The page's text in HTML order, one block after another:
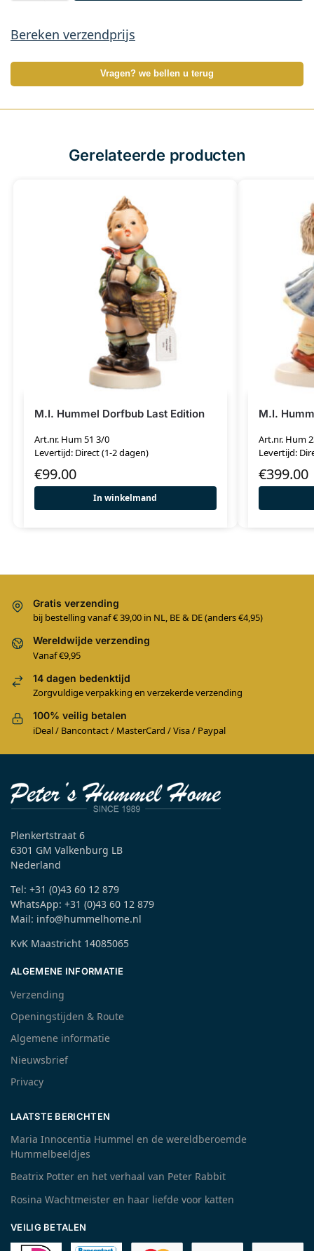
Bereken verzendprijs
Vragen? we bellen u terug
Gerelateerde producten
M.I. Hummel Dorfbub Last Edition
Art.nr. Hum 51 3/0
Levertijd: Direct (1-2 dagen)
€99.00
In winkelmand
M.I.
Art.nr. Hum
Levertijd:
€399.00
Gratis verzending
bij bestelling vanaf € 39,00 in NL, BE & DE (anders €4,95)
Wereldwijde verzending
Vanaf €9,95
14 dagen bedenktijd
Zorgvuldige verpakking en verzekerde verzending
100% veilig betalen
iDeal / Bancontact / MasterCard / Visa / Paypal
Plenkertstraat 6
6301 GM Valkenburg LB
Nederland
Tel: +31 (0)43 60 12 879
WhatsApp: +31 (0)43 60 12 879
Mail: info@hummelhome.nl
KvK Maastricht 14085065
ALGEMENE INFORMATIE
Verzending
Openingstijden & Route
Algemene informatie
Nieuwsbrief
Privacy
LAATSTE BERICHTEN
Maria Innocentia Hummel en de wereldberoemde
Hummelbeeldjes
Beatrix Potter en het verhaal van Peter Rabbit
Rosina Wachtmeister en haar liefde voor katten
VEILIG BETALEN